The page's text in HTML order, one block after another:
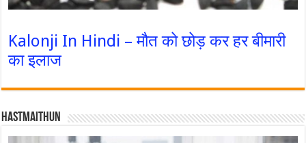
Kalonji In Hindi – मौत को छोड़ कर हर बीमारी
का इलाज
Hastmaithun